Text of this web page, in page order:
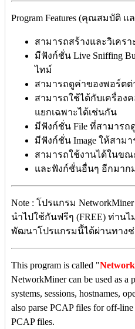
Program Features (คุณสมบัติ
สามารถสร้างและวิเคร
มีฟังก์ชั่น Live Sniffing
ไทม์
สามารถดูค่าของพอร์ตต่
สามารถใช้ได้กับเครื่อง
แยกเฉพาะได้เช่นกัน
มีฟังก์ชั่น File ที่สามารถ
มีฟังก์ชั่น Image ให้สาม
สามารถใช้งานได้ในข
และฟังก์ชั่นอื่นๆ อีกมาก
Note : โปรแกรม
นำไปใช้กันฟรีๆ (FREE) ท่าน
พัฒนาโปรแกรมนี้ได้ผ่านทางช่อ
This program is called "
NetworkMiner can be used as a
systems, sessions, hostnames,
also parse PCAP files for off-line
PCAP files.